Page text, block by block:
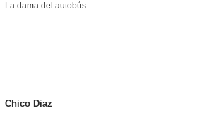
La dama del autobús
Chico Diaz